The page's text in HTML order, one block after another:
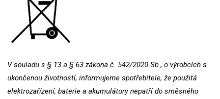
V souladu s § 13 a § 63 zákona č. 542/2020 Sb., o výrobcích s
ukončenou životností, informujeme spotřebitele, že použitá
elektrozařízení, baterie a akumulátory nepatří do směsného